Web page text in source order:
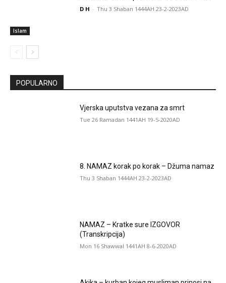
Islam
D H - Thu 3 Shaban 1444AH 23-2-2023AD
POPULARNO
Vjerska uputstva vezana za smrt
Tue 26 Ramadan 1441AH 19-5-2020AD
8. NAMAZ korak po korak – Džuma namaz
Thu 3 Shaban 1444AH 23-2-2023AD
NAMAZ – Kratke sure IZGOVOR
(Transkripcija)
Mon 16 Shawwal 1441AH 8-6-2020AD